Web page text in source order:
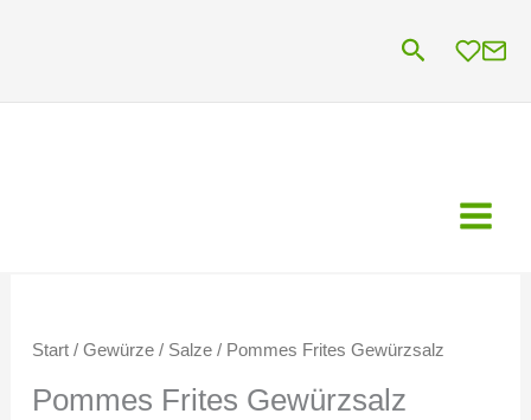
Suchen
Start/ Gewürze/ Salze/ Pommes Frites Gewürzsalz
Pommes Frites Gewürzsalz